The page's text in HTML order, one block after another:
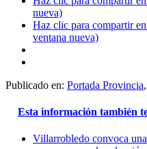
nueva)
Haz clic para compartir
ventana nueva)
Publicado en: Portada Provincia,
Esta información también
Villarrobledo convoca